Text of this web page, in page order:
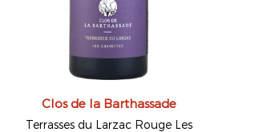
Clos de la Barthassade
Terrasses du Larzac Rouge Les